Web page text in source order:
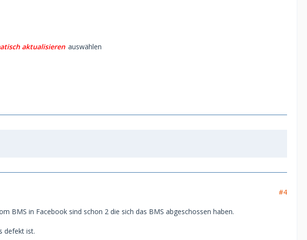
aktualisieren auswählen
#4
BMS in Facebook sind schon 2 die sich das BMS abgeschossen haben.
defekt ist.